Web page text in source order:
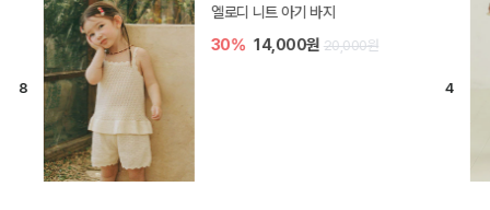
엘로디 니트 아기 바지
30% 14,000원 20,000원